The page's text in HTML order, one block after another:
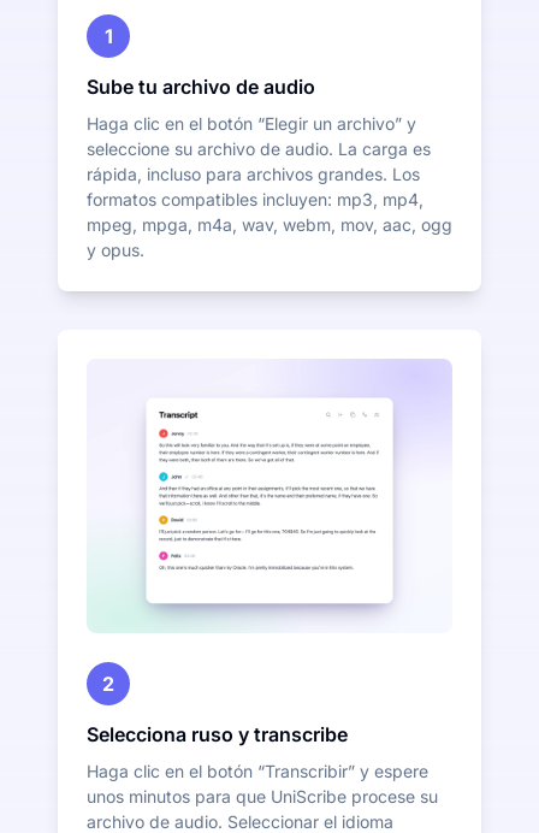
1
Sube tu archivo de audio
Haga clic en el botón “Elegir un archivo” y
seleccione su archivo de audio. La carga es
rápida, incluso para archivos grandes. Los
formatos compatibles incluyen: mp3, mp4,
mpeg, mpga, m4a, wav, webm, mov, aac, ogg
y opus.
2
Selecciona ruso y transcribe
Haga clic en el botón “Transcribir” y espere
unos minutos para que UniScribe procese su
archivo de audio. Seleccionar el idioma